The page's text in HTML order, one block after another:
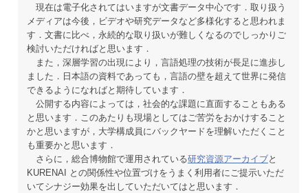
現在は電子化されてはいますが文書データ中心です．取り扱う
メディアは今後，ビデオや研究データなど多様化すると思われま
す．文書に比べ，永続的な取り扱いが難しくなるのでしっかりご
検討いただければと思います．
また，深層学習の出現により，言語処理の技術が長足に進歩し
ました．日本語の資料であっても，言語の壁を超えて世界に発信
できるようになればと期待しています．
公開する内容によっては，社会的な課題に直面することもある
と思います．このあたりも現場としてはご苦労をおかけすること
かと思いますが，大学構成員にバックヤードを理解いただくこと
も重要かと思います．
さらに，総合博物館で運用されている研究資源アーカイブと
KURENAI との関係性や位置づけをうまく利用者にご提示いただ
いてシナジー効果を出していただいてはと思います．